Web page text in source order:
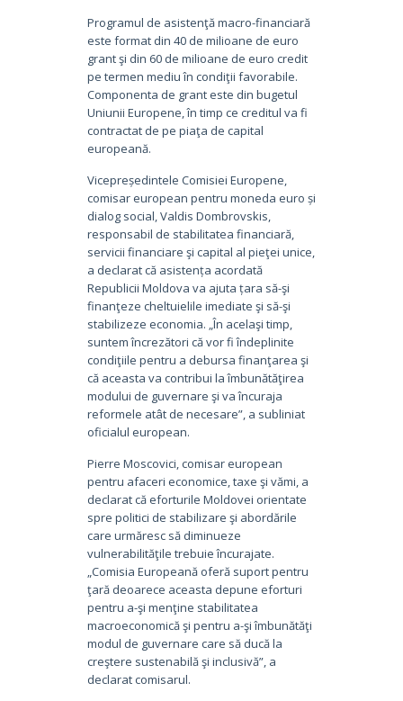
Programul de asistenţă macro-financiară
este format din 40 de milioane de euro
grant şi din 60 de milioane de euro credit
pe termen mediu în condiţii favorabile.
Componenta de grant este din bugetul
Uniunii Europene, în timp ce creditul va fi
contractat de pe piaţa de capital
europeană.
Vicepreședintele Comisiei Europene,
comisar european pentru moneda euro și
dialog social, Valdis Dombrovskis,
responsabil de stabilitatea financiară,
servicii financiare şi capital al pieţei unice,
a declarat că asistența acordată
Republicii Moldova va ajuta țara să-şi
finanţeze cheltuielile imediate şi să-şi
stabilizeze economia. „În acelaşi timp,
suntem încrezători că vor fi îndeplinite
condiţiile pentru a debursa finanţarea şi
că aceasta va contribui la îmbunătăţirea
modului de guvernare şi va încuraja
reformele atât de necesare”, a subliniat
oficialul european.
Pierre Moscovici, comisar european
pentru afaceri economice, taxe şi vămi, a
declarat că eforturile Moldovei orientate
spre politici de stabilizare şi abordările
care urmăresc să diminueze
vulnerabilităţile trebuie încurajate.
„Comisia Europeană oferă suport pentru
ţară deoarece aceasta depune eforturi
pentru a-şi menţine stabilitatea
macroeconomică şi pentru a-şi îmbunătăţi
modul de guvernare care să ducă la
creştere sustenabilă şi inclusivă”, a
declarat comisarul.